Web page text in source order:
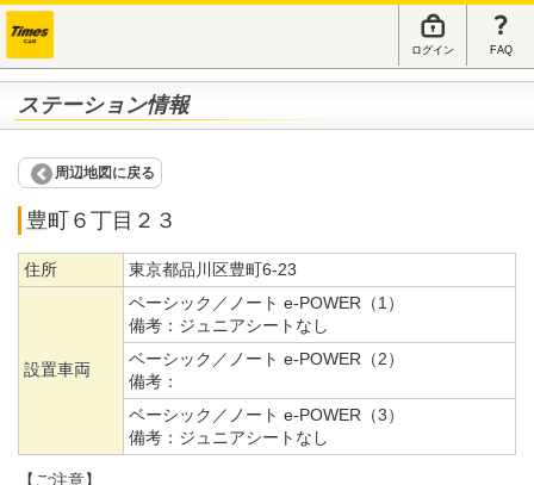
ログイン FAQ
ステーション情報
周辺地図に戻る
豊町６丁目２３
住所 東京都品川区豊町6-23
設置車両
ベーシック／ノート e-POWER（1）
備考： ジュニアシートなし
ベーシック／ノート e-POWER（2）
備考：
ベーシック／ノート e-POWER（3）
備考： ジュニアシートなし
【ご注意】